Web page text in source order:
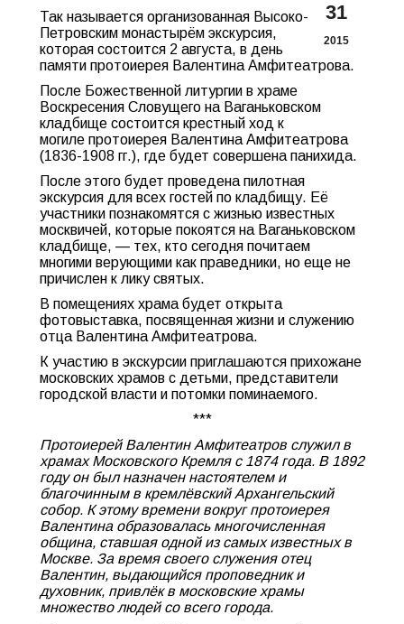
31
2015
Так называется организованная Высоко-
Петровским монастырём экскурсия,
которая состоится 2 августа, в день
памяти протоиерея Валентина Амфитеатрова.
После Божественной литургии в храме
Воскресения Словущего на Ваганьковском
кладбище состоится крестный ход к
могиле протоиерея Валентина Амфитеатрова
(1836-1908 гг.), где будет совершена панихида.
После этого будет проведена пилотная
экскурсия для всех гостей по кладбищу. Её
участники познакомятся с жизнью известных
москвичей, которые покоятся на Ваганьковском
кладбище, — тех, кто сегодня почитаем
многими верующими как праведники, но еще не
причислен к лику святых.
В помещениях храма будет открыта
фотовыставка, посвященная жизни и служению
отца Валентина Амфитеатрова.
К участию в экскурсии приглашаются прихожане
московских храмов с детьми, представители
городской власти и потомки поминаемого.
***
Протоиерей Валентин Амфитеатров служил в
храмах Московского Кремля с 1874 года. В 1892
году он был назначен настоятелем и
благочинным в кремлёвский Архангельский
собор. К этому времени вокруг протоиерея
Валентина образовалась многочисленная
община, ставшая одной из самых известных в
Москве. За время своего служения отец
Валентин, выдающийся проповедник и
духовник, привлёк в московские храмы
множество людей со всего города.